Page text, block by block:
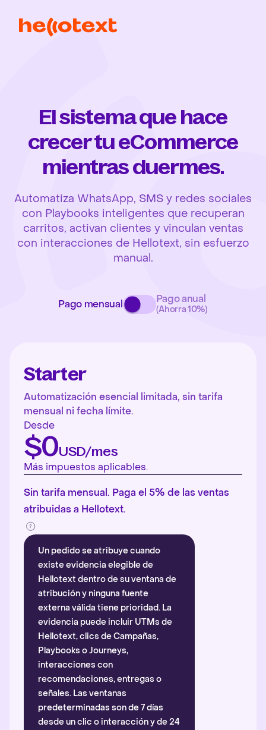
El sistema que hace
crecer tu eCommerce
mientras duermes.
Automatiza WhatsApp, SMS y redes sociales
con Playbooks inteligentes que recuperan
carritos, activan clientes y vinculan ventas
con interacciones de Hellotext, sin esfuerzo
manual.
Pago mensual Pago anual
(Ahorra 10%)
Starter
Automatización esencial limitada, sin tarifa
mensual ni fecha límite.
Desde
$0USD/mes
Más impuestos aplicables.
Sin tarifa mensual. Paga el 5% de las ventas
atribuidas a Hellotext.
Un pedido se atribuye cuando
existe evidencia elegible de
Hellotext dentro de su ventana de
atribución y ninguna fuente
externa válida tiene prioridad. La
evidencia puede incluir UTMs de
Hellotext, clics de Campañas,
Playbooks o Journeys,
interacciones con
recomendaciones, entregas o
señales. Las ventanas
predeterminadas son de 7 días
desde un clic o interacción y de 24